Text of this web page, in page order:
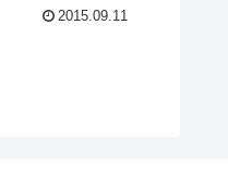
2015.09.11